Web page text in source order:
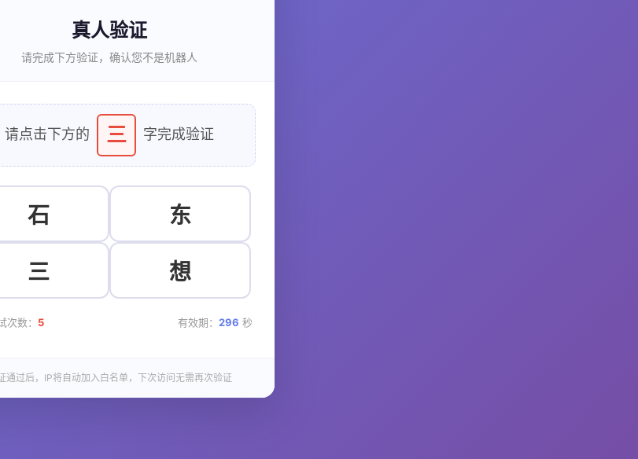
真人验证
请完成下方验证，确认您不是机器人
请点击下方的 三 字完成验证
石 东
三 想
次数： 5 有效期： 296 秒
通过后，IP将自动加入白名单，下次访问无需再次验证